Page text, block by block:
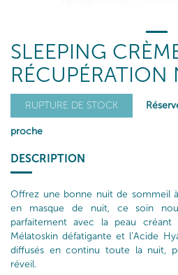
SLEEPING
RUPTURE DE STOCK
proche
DESCRIPTION
Offrez une bonne nuit de sommeil
en masque de nuit, ce soin
parfaitement avec la peau créant
Mélatoskin défatigante et l’Acide
diffusés en continu toute la nuit,
réveil.